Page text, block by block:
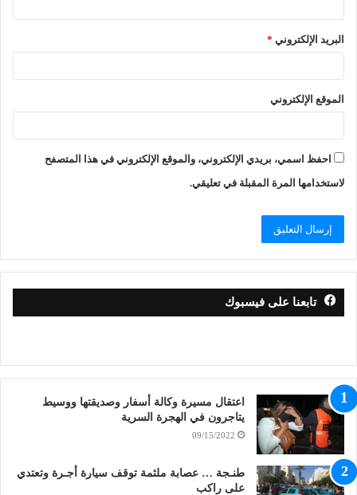
البريد الإلكتروني *
الموقع الإلكتروني
احفظ اسمي، بريدي الإلكتروني، والموقع الإلكتروني في هذا المتصفح
لاستخدامها المرة المقبلة في تعليقي.
تابعنا على فيسبوك
اعتقال مسيرة وكالة أسفار وصديقتها ووسيط
يتاجرون في الهجرة السرية
09/15/2022
طنـجة … عصابة ملثمة توقف سيارة أجـرة وتعتدي
على راكب